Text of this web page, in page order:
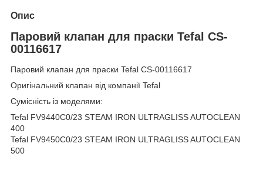
Опис
Паровий клапан для праски Tefal CS-
00116617
Паровий клапан для праски Tefal CS-00116617
Оригінальний клапан від компанії Tefal
Сумісність із моделями:
Tefal FV9440C0/23 STEAM IRON ULTRAGLISS AUTOCLEAN
400
Tefal FV9450C0/23 STEAM IRON ULTRAGLISS AUTOCLEAN
500